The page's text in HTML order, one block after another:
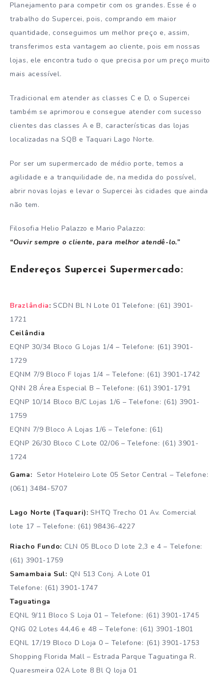
Planejamento para competir com os grandes. Esse é o
trabalho do Supercei, pois, comprando em maior
quantidade, conseguimos um melhor preço e, assim,
transferimos esta vantagem ao cliente, pois em nossas
lojas, ele encontra tudo o que precisa por um preço muito
mais acessível.
Tradicional em atender as classes C e D, o Supercei
também se aprimorou e consegue atender com sucesso
clientes das classes A e B, características das lojas
localizadas na SQB e Taquari Lago Norte.
Por ser um supermercado de médio porte, temos a
agilidade e a tranquilidade de, na medida do possível,
abrir novas lojas e levar o Supercei às cidades que ainda
não tem.
Filosofia Helio Palazzo e Mario Palazzo:
“Ouvir sempre o cliente, para melhor atendê-lo.”
Endereços Supercei Supermercado:
Brazlândia:SCDN BL N Lote 01 Telefone: (61) 3901-
1721
Ceilândia
EQNP 30/34 Bloco G Lojas 1/4 – Telefone: (61) 3901-
1729
EQNM 7/9 Bloco F lojas 1/4 – Telefone: (61) 3901-1742
QNN 28 Área Especial B – Telefone: (61) 3901-1791
EQNP 10/14 Bloco B/C Lojas 1/6 – Telefone: (61) 3901-
1759
EQNN 7/9 Bloco A Lojas 1/6 – Telefone: (61)
EQNP 26/30 Bloco C Lote 02/06 – Telefone: (61) 3901-
1724
Gama: Setor Hoteleiro Lote 05 Setor Central – Telefone:
(061) 3484-5707
Lago Norte (Taquari):SHTQ Trecho 01 Av. Comercial
lote 17 – Telefone: (61) 98436-4227
Riacho Fundo: CLN 05 BLoco D lote 2,3 e 4 – Telefone:
(61) 3901-1759
Samambaia Sul: QN 513 Conj. A Lote 01
Telefone: (61) 3901-1747
Taguatinga
EQNL 9/11 Bloco S Loja 01 – Telefone: (61) 3901-1745
QNG 02 Lotes 44,46 e 48 – Telefone: (61) 3901-1801
EQNL 17/19 Bloco D Loja 0 – Telefone: (61) 3901-1753
Shopping Florida Mall – Estrada Parque Taguatinga R.
Quaresmeira 02A Lote 8 Bl Q loja 01